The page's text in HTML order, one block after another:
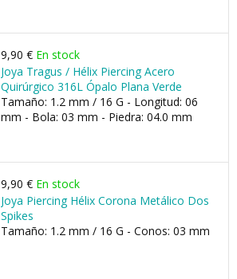
9,90 € En stock
Joya Tragus / Hélix Piercing Acero
Quirúrgico 316L Ópalo Plana Verde
Tamaño: 1.2 mm / 16 G - Longitud: 06
mm - Bola: 03 mm - Piedra: 04.0 mm
9,90 € En stock
Joya Piercing Hélix Corona Metálico Dos
Spikes
Tamaño: 1.2 mm / 16 G - Conos: 03 mm